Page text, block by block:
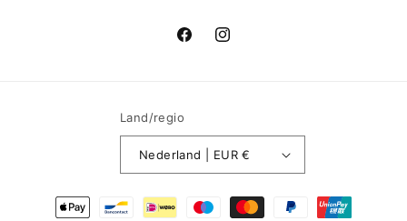
FacebookInstagram
Land/regio
Nederland | EUR €
Betaalmethoden